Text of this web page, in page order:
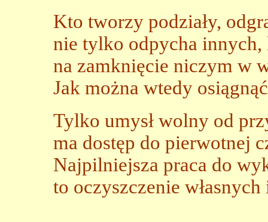
Kto tworzy podziały,
nie tylko odpycha innych,
na zamknięcie niczym w
Jak można wtedy
Tylko umysł wolny od
ma dostęp do pierwotnej
Najpilniejsza praca do
to oczyszczenie